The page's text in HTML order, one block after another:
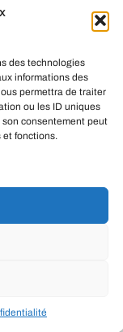
des technologies
informations des
permettra de traiter
ou les ID uniques
consentement peut
et fonctions.
LE 1ER AOÛT 2026
par FL Web